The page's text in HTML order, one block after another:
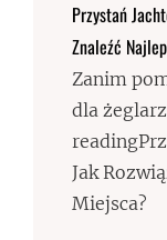
Przystań
Znaleźć
Zanim
dla
Jak
Miejsca?